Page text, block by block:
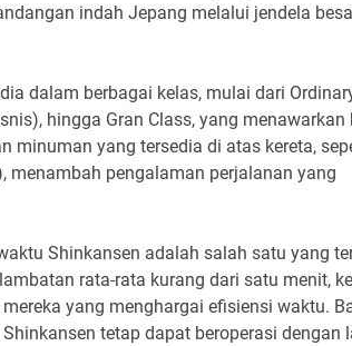
indah Jepang melalui jendela
dalam berbagai kelas, mulai dari
hingga Gran Class, yang menawarkan
minuman yang tersedia di atas kereta,
menambah pengalaman perjalanan yang
Shinkansen adalah salah satu yang
rata-rata kurang dari satu menit,
yang menghargai efisiensi waktu.
tetap dapat beroperasi dengan